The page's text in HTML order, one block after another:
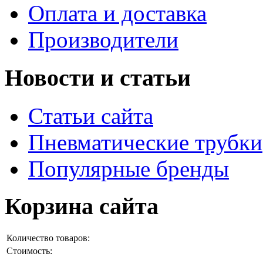
Оплата и доставка
Производители
Новости и статьи
Статьи сайта
Пневматические трубки
Популярные бренды
Корзина сайта
Количество товаров:
Стоимость: